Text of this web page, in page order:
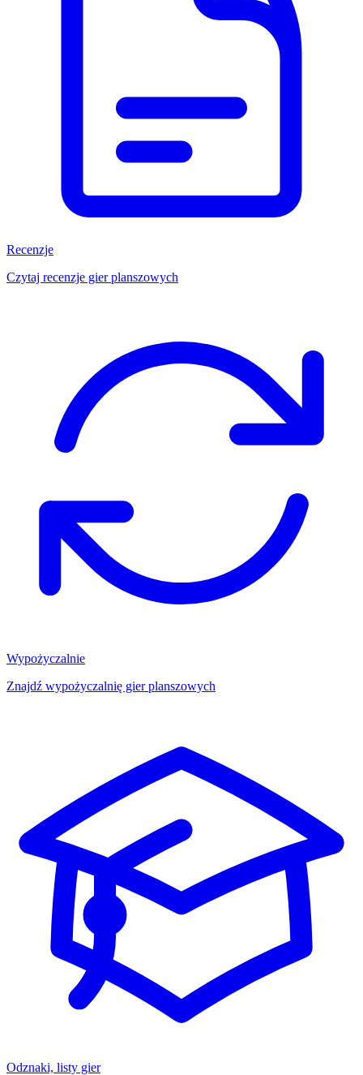
Recenzje
Czytaj recenzje gier planszowych
Wypożyczalnie
Znajdź wypożyczalnię gier planszowych
Odznaki, listy gier